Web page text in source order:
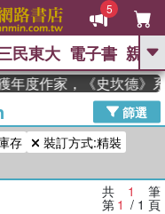
5
GO
吾 高希均教授回憶錄
、 父親節 、 如果歷
、 暑期推薦 、 國際布克
數學女孩：黎曼猜想 、
經
民東大 電子書 親子
度作家，《史坎德》
篩選
存
裝訂方式:精裝
共 1 筆
第 1 / 1 頁